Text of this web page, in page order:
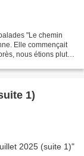
"Le chemin
Elle commençait
nous étions plutôt
1)